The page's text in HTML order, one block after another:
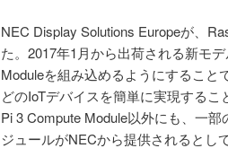
NEC Display Solutions Europeが、
た。2017年1月から出荷される新モ
Moduleを組み込めるようにするこ
どのIoTデバイスを簡単に実現する
Pi 3 Compute Module以外にも、一
ジュールがNECから提供されるとし